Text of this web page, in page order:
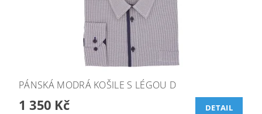
PÁNSKÁ MODRÁ KOŠILE S LÉGOU D
1 350 Kč DETAIL